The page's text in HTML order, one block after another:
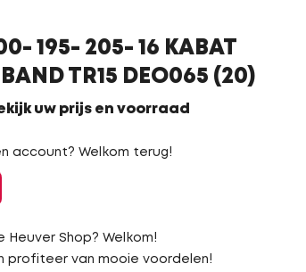
195- 205- 16 KABAT
TR15 DEO065 (20)
uw prijs en voorraad
account? Welkom terug!
Heuver Shop? Welkom!
profiteer van mooie voordelen!